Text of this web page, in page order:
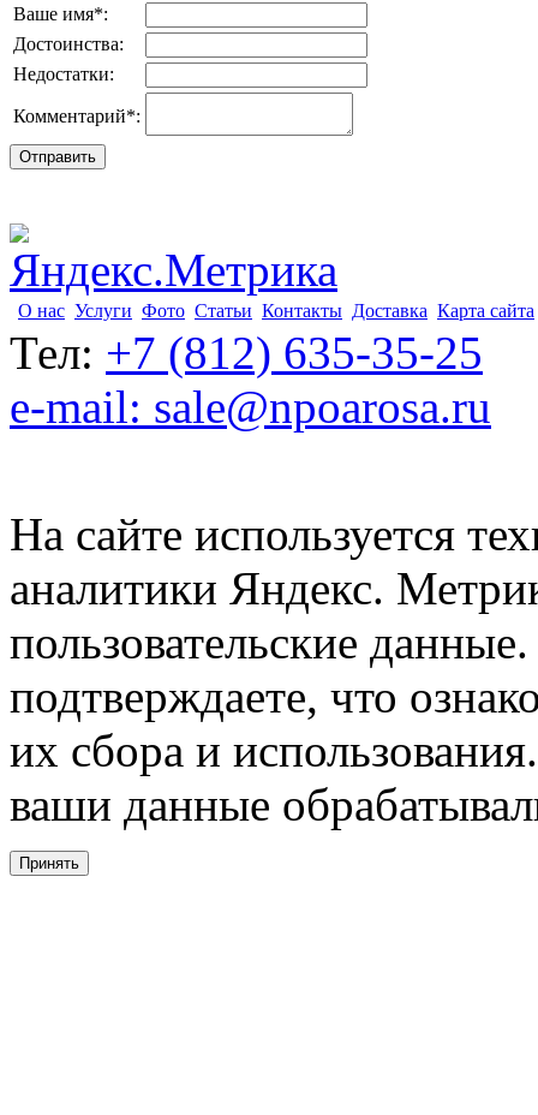
Ваше имя*:
Достоинства:
Недостатки:
Комментарий*:
О нас Услуги Фото Статьи Контакты Доставка Карта сайта
Тел: +7 (812) 635-35-25
e-mail: sale@npoarosa.ru
На сайте используется
аналитики Яндекс.
пользовательские
подтверждаете, что
их сбора и
ваши данные
Принять